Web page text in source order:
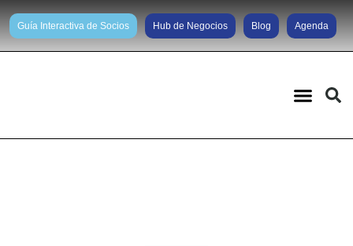
Guía Interactiva de Socios Hub de Negocios Blog Agenda